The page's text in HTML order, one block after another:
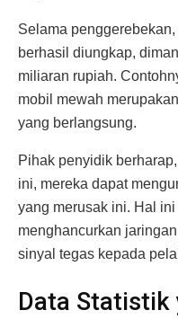
Selama
berhasil diungkap,
miliaran rupiah.
mobil mewah
yang berlangsung.
Pihak penyidik
ini, mereka dapat
yang merusak ini. Hal
menghancurkan
sinyal tegas kepada
Data Statistik